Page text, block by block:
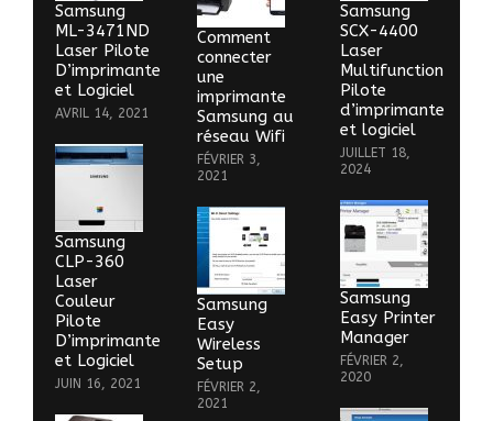
Samsung
ML-3471ND
Laser Pilote
D’imprimante
et Logiciel
AVRIL 14, 2021
Samsung
CLP-360
Laser
Couleur
Pilote
D’imprimante
et Logiciel
JUIN 16, 2021
Comment
connecter
une
imprimante
Samsung au
réseau Wifi
FÉVRIER 3,
2021
Samsung
Easy
Wireless
Setup
FÉVRIER 2,
2021
Samsung
SCX-4400
Laser
Multifunction
Pilote
d’imprimante
et logiciel
JUILLET 18,
2024
Samsung
Easy Printer
Manager
FÉVRIER 2,
2020